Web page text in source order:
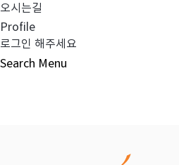
오시는길
Profile
로그인 해주세요
Search Menu
목록보기